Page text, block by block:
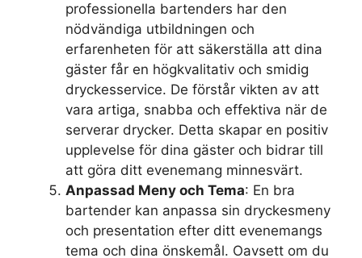
professionella bartenders har den
nödvändiga utbildningen och
erfarenheten för att säkerställa att dina
gäster får en högkvalitativ och smidig
dryckesservice. De förstår vikten av att
vara artiga, snabba och effektiva när de
serverar drycker. Detta skapar en positiv
upplevelse för dina gäster och bidrar till
att göra ditt evenemang minnesvärt.
Anpassad Meny och Tema: En bra
bartender kan anpassa sin dryckesmeny
och presentation efter ditt evenemangs
tema och dina önskemål. Oavsett om du